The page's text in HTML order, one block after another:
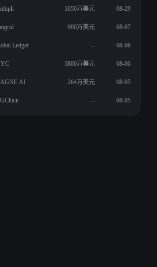
1650万美元 08-29
900万美元 08-07
Ledger -- 08-06
3800万美元 08-06
264万美元 08-05
-- 08-05